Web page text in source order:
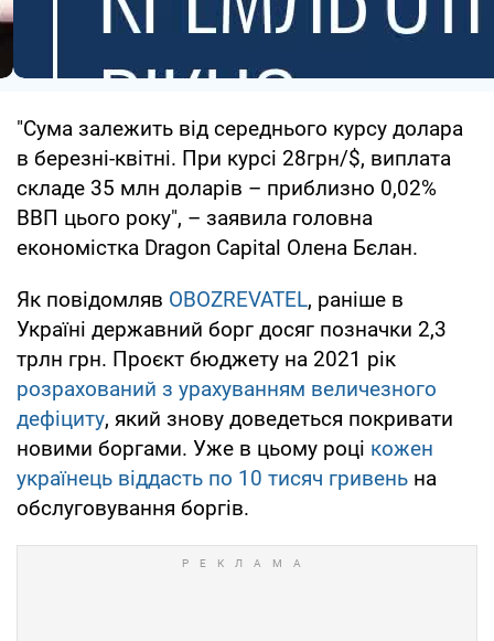
"Сума залежить від середнього курсу долара
в березні-квітні. При курсі 28грн/$, виплата
складе 35 млн доларів – приблизно 0,02%
ВВП цього року", – заявила головна
економістка Dragon Capital Олена Бєлан.
Як повідомляв OBOZREVATEL, раніше в
Україні державний борг досяг позначки 2,3
трлн грн. Проєкт бюджету на 2021 рік
розрахований з урахуванням величезного
дефіциту, який знову доведеться покривати
новими боргами. Уже в цьому році кожен
українець віддасть по 10 тисяч гривень на
обслуговування боргів.